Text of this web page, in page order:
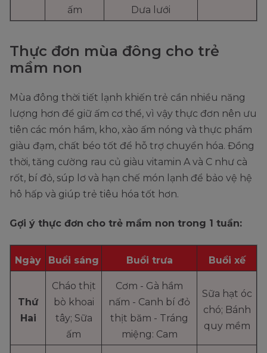
ấm
Dưa lưới
Thực đơn mùa đông cho trẻ
mầm non
Mùa đông thời tiết lạnh khiến trẻ cần nhiều năng
lượng hơn để giữ ấm cơ thể, vì vậy thực đơn nên ưu
tiên các món hầm, kho, xào ấm nóng và thực phẩm
giàu đạm, chất béo tốt để hỗ trợ chuyển hóa. Đồng
thời, tăng cường rau củ giàu vitamin A và C như cà
rốt, bí đỏ, súp lơ và hạn chế món lạnh để bảo vệ hệ
hô hấp và giúp trẻ tiêu hóa tốt hơn.
Gợi ý thực đơn cho trẻ mầm non trong 1 tuần:
Ngày Buổi sáng Buổi trưa Buổi xế
Thứ
Hai
Cháo thịt
bò khoai
tây; Sữa
ấm
Cơm - Gà hầm
nấm - Canh bí đỏ
thịt băm - Tráng
miệng: Cam
Sữa hạt óc
chó; Bánh
quy mềm